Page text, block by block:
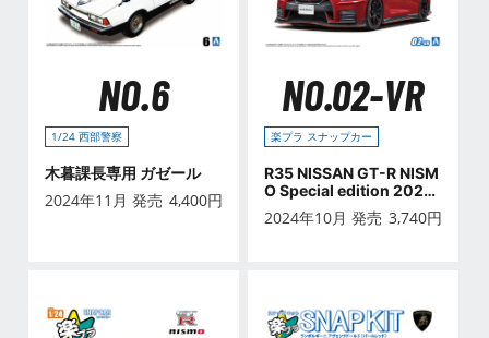
NO.6
1/24 西部警察
木暮課長専用 ガゼール
2024年11月 発売 4,400円
NO.02-VR
楽プラ スナップカー
R35 NISSAN GT-R NISM
O Special edition 2022
バイブラントレッド
2024年10月 発売 3,740円